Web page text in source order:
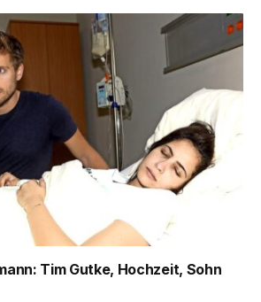
Tim Gutke, Hochzeit, Sohn